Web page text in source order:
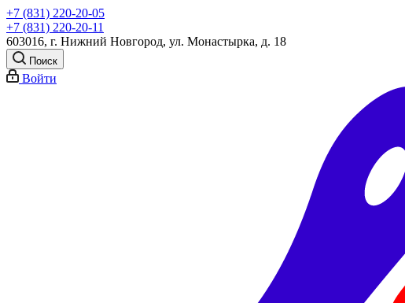
+7 (831) 220-20-05
+7 (831) 220-20-11
603016, г. Нижний Новгород, ул. Монастырка, д. 18
Поиск
Войти